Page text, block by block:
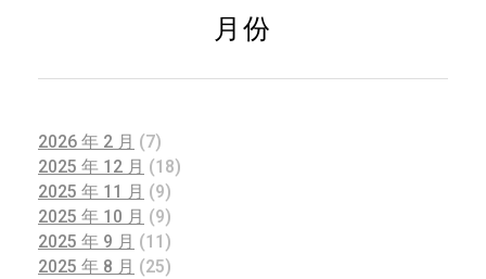
月份
2026 年 2 月 (7)
2025 年 12 月 (18)
2025 年 11 月 (9)
2025 年 10 月 (9)
2025 年 9 月 (11)
2025 年 8 月 (25)